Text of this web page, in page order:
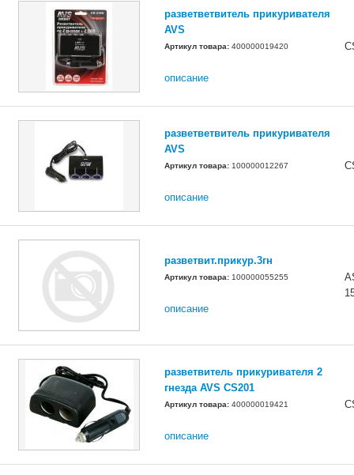
разветветвитель прикуривателя
AVS
Артикул товара: 400000019420
описание
разветветвитель прикуривателя
AVS
Артикул товара: 100000012267
описание
разветвит.прикур.3гн
Артикул товара: 100000055255
описание
разветвитель прикуривателя 2
гнезда AVS CS201
Артикул товара: 400000019421
описание